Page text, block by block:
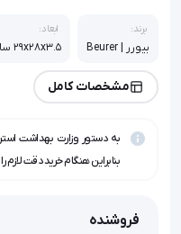
برند:
بیورر | Beurer
ابعاد:
29x28x3.5 سانتیمتر
مشخصات کامل
به دستور وزارت بهداشت
بنابراین هنگام خرید دقت لازم
فروشنده